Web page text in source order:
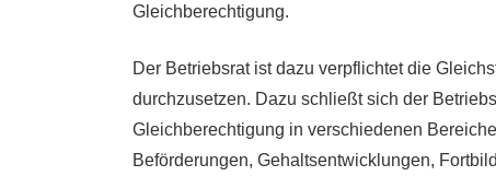
Gleichberechtigung.
Der Betriebsrat ist dazu verpflichtet die
durchzusetzen. Dazu schließt sich der
Gleichberechtigung in verschiedenen
Beförderungen, Gehaltsentwicklungen,